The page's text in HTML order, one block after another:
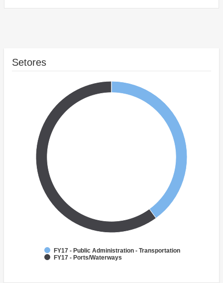
Setores
FY17 - Public Administration - Transportation
FY17 - Ports/Waterways